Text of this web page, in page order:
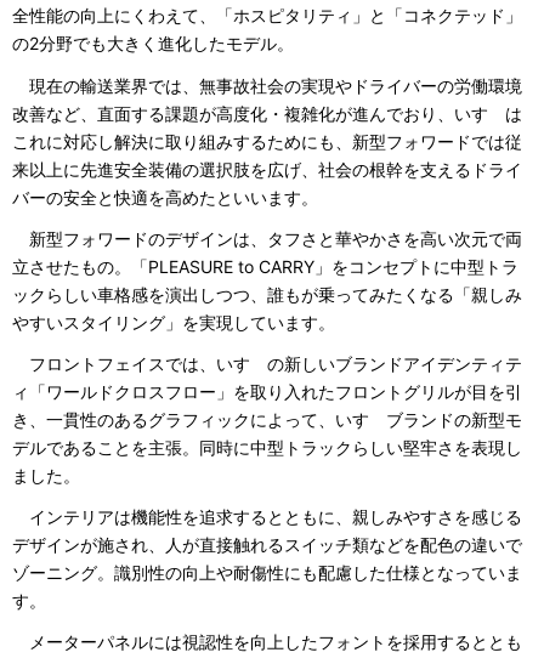
全性能の向上にくわえて、「ホスピタリティ」と「コネクテッド」
の2分野でも大きく進化したモデル。
現在の輸送業界では、無事故社会の実現やドライバーの労働環境
改善など、直面する課題が高度化・複雑化が進んでおり、いすゞは
これに対応し解決に取り組みするためにも、新型フォワードでは従
来以上に先進安全装備の選択肢を広げ、社会の根幹を支えるドライ
バーの安全と快適を高めたといいます。
新型フォワードのデザインは、タフさと華やかさを高い次元で両
立させたもの。「PLEASURE to CARRY」をコンセプトに中型トラ
ックらしい車格感を演出しつつ、誰もが乗ってみたくなる「親しみ
やすいスタイリング」を実現しています。
フロントフェイスでは、いすゞの新しいブランドアイデンティテ
ィ「ワールドクロスフロー」を取り入れたフロントグリルが目を引
き、一貫性のあるグラフィックによって、いすゞブランドの新型モ
デルであることを主張。同時に中型トラックらしい堅牢さを表現し
ました。
インテリアは機能性を追求するとともに、親しみやすさを感じる
デザインが施され、人が直接触れるスイッチ類などを配色の違いで
ゾーニング。識別性の向上や耐傷性にも配慮した仕様となっていま
す。
メーターパネルには視認性を向上したフォントを採用するととも